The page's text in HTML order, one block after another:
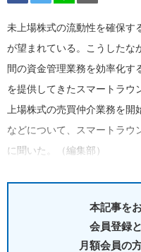
未上場株式の流動性を確保す
が望まれている。こうしたな
間の資金管理業務を効率化す
を提供してきたスマートラウ
上場株式の売買仲介業務を
などについて、スマートラウ
に聞いた。（編集部）
本記事を
会員登録
月額会員の